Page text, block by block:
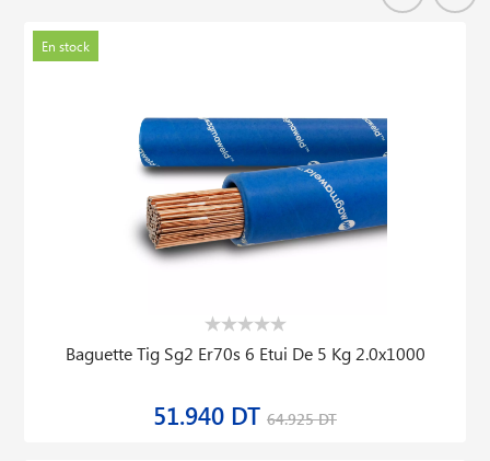
En stock
Baguette Tig Sg2 Er70s 6 Etui De 5 Kg 2.0x1000
51.940 DT 64.925 DT